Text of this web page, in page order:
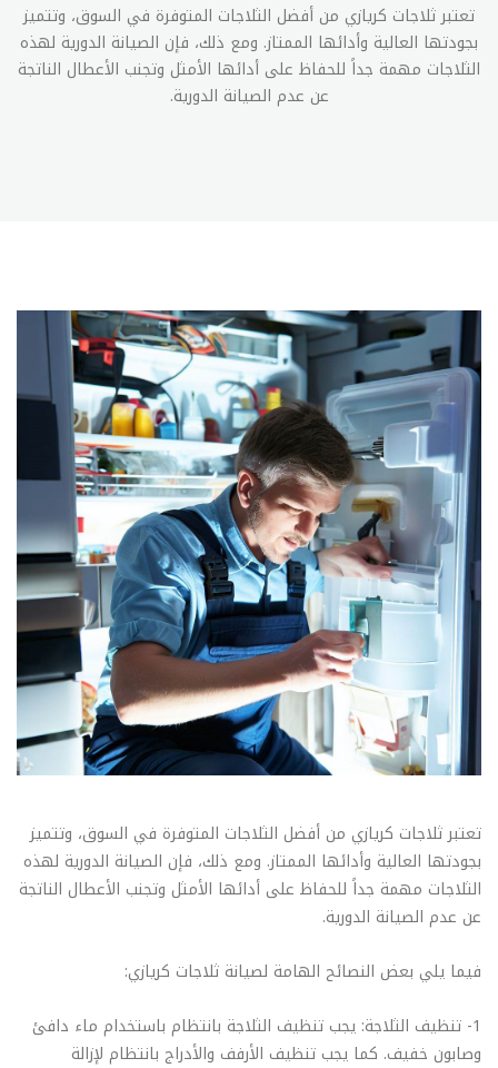
تعتبر ثلاجات كريازي من أفضل الثلاجات المتوفرة في السوق، وتتميز
بجودتها العالية وأدائها الممتاز. ومع ذلك، فإن الصيانة الدورية لهذه
الثلاجات مهمة جداً للحفاظ على أدائها الأمثل وتجنب الأعطال الناتجة
عن عدم الصيانة الدورية.
تعتبر ثلاجات كريازي من أفضل الثلاجات المتوفرة في السوق، وتتميز
بجودتها العالية وأدائها الممتاز. ومع ذلك، فإن الصيانة الدورية لهذه
الثلاجات مهمة جداً للحفاظ على أدائها الأمثل وتجنب الأعطال الناتجة
عن عدم الصيانة الدورية.
فيما يلي بعض النصائح الهامة لصيانة ثلاجات كريازي:
1- تنظيف الثلاجة: يجب تنظيف الثلاجة بانتظام باستخدام ماء دافئ
وصابون خفيف. كما يجب تنظيف الأرفف والأدراج بانتظام لإزالة